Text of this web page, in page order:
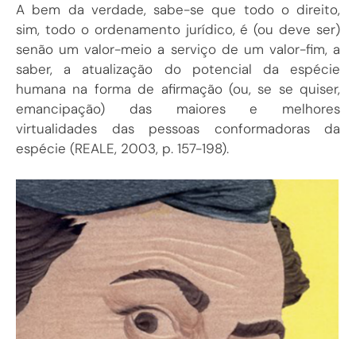
A bem da verdade, sabe-se que todo o direito,
sim, todo o ordenamento jurídico, é (ou deve ser)
senão um valor-meio a serviço de um valor-fim, a
saber, a atualização do potencial da espécie
humana na forma de afirmação (ou, se se quiser,
emancipação) das maiores e melhores
virtualidades das pessoas conformadoras da
espécie (REALE, 2003, p. 157-198).